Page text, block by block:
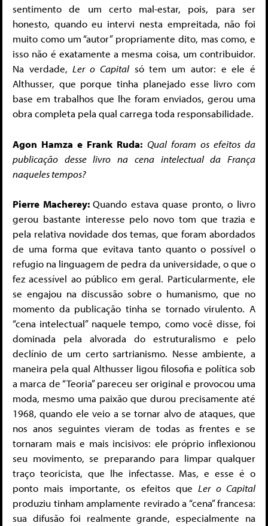
sentimento de um certo mal-estar, pois, para ser
honesto, quando eu intervi nesta empreitada, não foi
muito como um “autor” propriamente dito, mas como, e
isso não é exatamente a mesma coisa, um contribuidor.
Na verdade,Ler o Capitalsó tem um autor: e ele é
Althusser, que porque tinha planejado esse livro com
base em trabalhos que lhe foram enviados, gerou uma
obra completa pela qual carrega toda responsabilidade.
Agon Hamza e Frank Ruda: Qual foram os efeitos da
publicação desse livro na cena intelectual da França
naqueles tempos?
Pierre Macherey:Quando estava quase pronto, o livro
gerou bastante interesse pelo novo tom que trazia e
pela relativa novidade dos temas, que foram abordados
de uma forma que evitava tanto quanto o possível o
refugio na linguagem de pedra da universidade, o que o
fez acessível ao público em geral. Particularmente, ele
se engajou na discussão sobre o humanismo, que no
momento da publicação tinha se tornado virulento. A
“cena intelectual” naquele tempo, como você disse, foi
dominada pela alvorada do estruturalismo e pelo
declínio de um certo sartrianismo. Nesse ambiente, a
maneira pela qual Althusser ligou filosofia e política sob
a marca de “Teoria” pareceu ser original e provocou uma
moda, mesmo uma paixão que durou precisamente até
1968, quando ele veio a se tornar alvo de ataques, que
nos anos seguintes vieram de todas as frentes e se
tornaram mais e mais incisivos: ele próprio inflexionou
seu movimento, se preparando para limpar qualquer
traço teoricista, que lhe infectasse. Mas, e esse é o
ponto mais importante, os efeitos queLer o Capital
produziu tinham amplamente revirado a “cena” francesa:
sua difusão foi realmente grande, especialmente na